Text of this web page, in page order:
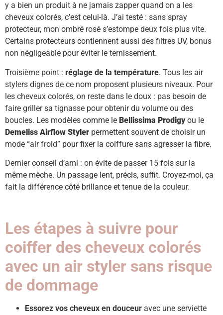
y a bien un produit à ne jamais zapper quand on a les
cheveux colorés, c’est celui-là. J’ai testé : sans spray
protecteur, mon ombré rosé s’estompe deux fois plus vite.
Certains protecteurs contiennent aussi des filtres UV, bonus
non négligeable pour éviter le ternissement.
Troisième point : réglage de la température. Tous les air
stylers dignes de ce nom proposent plusieurs niveaux. Pour
les cheveux colorés, on reste dans le doux : pas besoin de
faire griller sa tignasse pour obtenir du volume ou des
boucles. Les modèles comme le Bellissima Prodigyou le
Demeliss Airflow Styler permettent souvent de choisir un
mode “air froid” pour fixer la coiffure sans agresser la fibre.
Dernier conseil d’ami : on évite de passer 15 fois sur la
même mèche. Un passage lent, précis, suffit. Croyez-moi, ça
fait la différence côté brillance et tenue de la couleur.
Les étapes à suivre pour
coiffer des cheveux colorés
avec un air styler sans risque
de dommage
Essorez vos cheveux en douceur avec une serviette